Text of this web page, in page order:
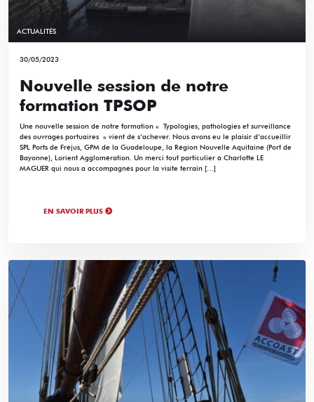
ACTUALITÉS
30/05/2023
Nouvelle session de notre
formation TPSOP
Une nouvelle session de notre formation « Typologies, pathologies et surveillance
des ouvrages portuaires » vient de s’achever. Nous avons eu le plaisir d’accueillir
SPL Ports de Fréjus, GPM de la Guadeloupe, la Région Nouvelle Aquitaine (Port de
Bayonne), Lorient Agglomération. Un merci tout particulier à Charlotte LE
MAGUER qui nous a accompagnés pour la visite terrain […]
EN SAVOIR PLUS